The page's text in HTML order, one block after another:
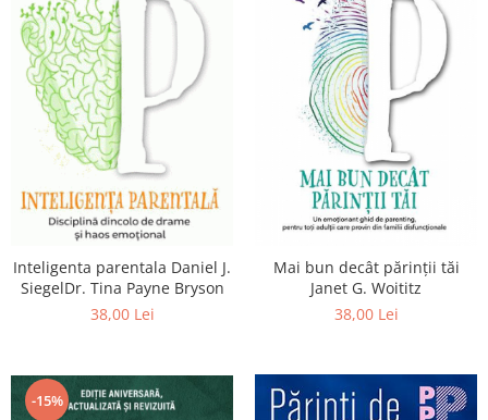
Inteligenta parentala Daniel J.
SiegelDr. Tina Payne Bryson
38,00 Lei
Mai bun decât părinții tăi
Janet G. Woititz
38,00 Lei
-15%